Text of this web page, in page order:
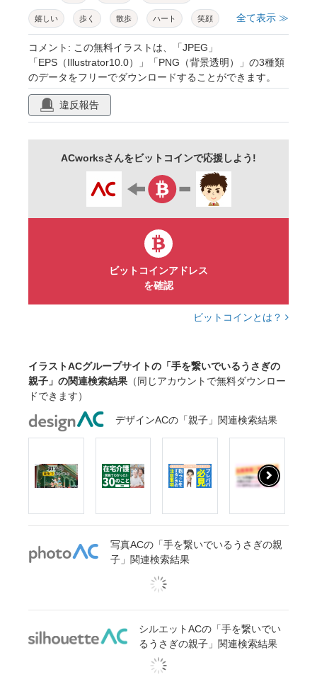
嬉しい 歩く 散歩 ハート 笑顔
にっこり 微笑ましい 動物
キャラクター 擬人化 楽しい かわいい
優しい 子供向け 幼児向け 全身
黄色 ピンク
正面 ほのぼの 太い線
全て表示 ≫
コメント: この無料イラストは、「JPEG」
「EPS（Illustrator10.0）」「PNG（背景透明）」の3種類
のデータをフリーでダウンロードすることができます。
違反報告
ACworksさんをビットコインで応援しよう!
ビットコインアドレス
を確認
ビットコインとは？
イラストACグループサイトの「手を繋いでいるうさぎの
親子」の関連検索結果 （同じアカウントで無料ダウンロー
ドできます）
デザインACの「親子」関連検索結果
写真ACの「手を繋いでいるうさぎの親
子」関連検索結果
シルエットACの「手を繋いでい
るうさぎの親子」関連検索結果